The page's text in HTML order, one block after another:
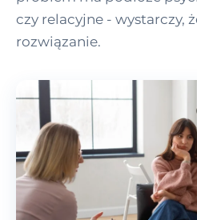
czy relacyjne - wystarczy,
rozwiązanie.